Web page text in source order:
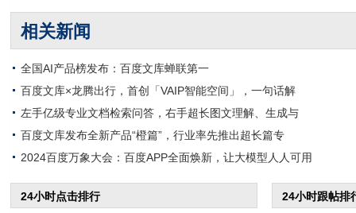
相关新闻
全国AI产品榜发布：百度文库蝉联第一
百度文库×龙腾出行，首创「VAIP智能空间」，一句话解
左手亿级专业文档检索问答，右手超长图文理解、生成与
百度文库发布全新产品“橙篇”，行业率先推出超长篇专
2024百度万象大会：百度APP全面焕新，让大模型人人可用
24小时点击排行 24小时跟帖排